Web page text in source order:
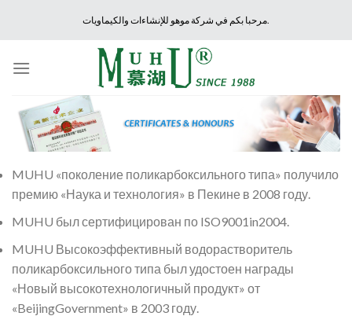
مرحبا بكم في شركة موهو للإنشاءات والكيماويات.
MUHU «поколение поликарбоксильного типа» получило
премию «Наука и технология» в Пекине в 2008 году.
MUHU был сертифицирован по ISO9001in2004.
MUHU Высокоэффективный водорастворитель
поликарбоксильного типа был удостоен награды
«Новый высокотехнологичный продукт» от
«BeijingGovernment» в 2003 году.